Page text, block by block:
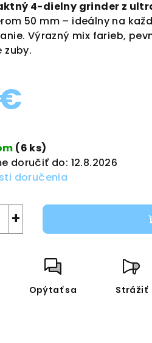
4-dielny grinder z
50 mm – ideálny na
Výrazný mix farieb,
zuby.
(6 ks)
doručiť do: 12.8.2026
doručenia
+
Opýtať sa Strážiť